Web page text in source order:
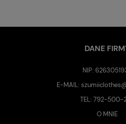
DANE
NIP:
E-MAIL:
TEL: 792-500-
O MNIE